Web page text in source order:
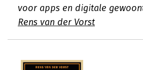
voor apps en digitale
Rens van der Vorst